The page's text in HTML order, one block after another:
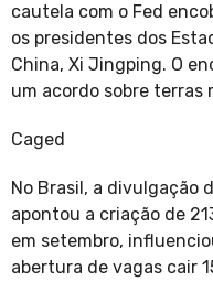
cautela com o Fed
os presidentes dos
China, Xi Jingping. O
um acordo sobre terras
Caged
No Brasil, a divulgação
apontou a criação de
em setembro,
abertura de vagas cair